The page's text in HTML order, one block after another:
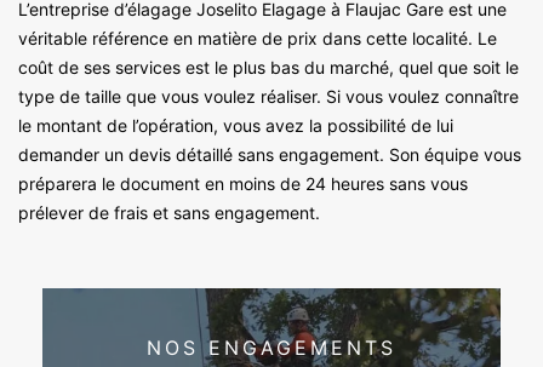
L’entreprise d’élagage Joselito Elagage à Flaujac Gare est une
véritable référence en matière de prix dans cette localité. Le
coût de ses services est le plus bas du marché, quel que soit le
type de taille que vous voulez réaliser. Si vous voulez connaître
le montant de l’opération, vous avez la possibilité de lui
demander un devis détaillé sans engagement. Son équipe vous
préparera le document en moins de 24 heures sans vous
prélever de frais et sans engagement.
NOS ENGAGEMENTS